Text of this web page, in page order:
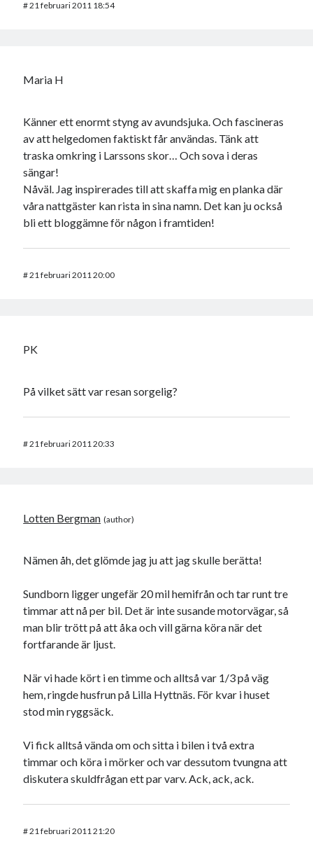
#21 februari 2011 18:54
Maria H
Känner ett enormt styng av avundsjuka. Och fascineras
av att helgedomen faktiskt får användas. Tänk att
traska omkring i Larssons skor… Och sova i deras
sängar!
Nåväl. Jag inspirerades till att skaffa mig en planka där
våra nattgäster kan rista in sina namn. Det kan ju också
bli ett bloggämne för någon i framtiden!
#21 februari 2011 20:00
PK
På vilket sätt var resan sorgelig?
#21 februari 2011 20:33
Lotten Bergman
Nämen åh, det glömde jag ju att jag skulle berätta!
Sundborn ligger ungefär 20 mil hemifrån och tar runt tre
timmar att nå per bil. Det är inte susande motorvägar, så
man blir trött på att åka och vill gärna köra när det
fortfarande är ljust.
När vi hade kört i en timme och alltså var 1/3 på väg
hem, ringde husfrun på Lilla Hyttnäs. För kvar i huset
stod min ryggsäck.
Vi fick alltså vända om och sitta i bilen i två extra
timmar och köra i mörker och var dessutom tvungna att
diskutera skuldfrågan ett par varv. Ack, ack, ack.
#21 februari 2011 21:20